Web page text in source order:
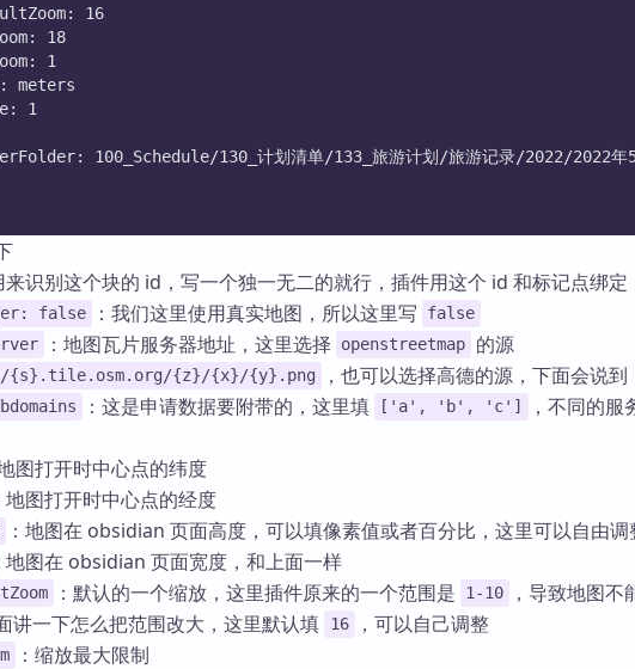
16
18
1
meters
1
100_Schedule/130_计划清单/133_旅游计划/旅游记录/2022/2022年5
来识别这个块的 id，写一个独一无二的就行，插件用这个 id 和标记点绑定
false ：我们这里使用真实地图，所以这里写
false
：地图瓦片服务器地址，这里选择 openstreetmap 的源
{s}.tile.osm.org/{z}/{x}/{y}.png ，也可以选择高德的源，下面会说到
：这是申请数据要附带的，这里填 ['a', 'b', 'c']
，不同的服
图打开时中心点的纬度
地图打开时中心点的经度
：地图在 obsidian 页面高度，可以填像素值或者百分比，这里可以自由调
地图在 obsidian 页面宽度，和上面一样
：默认的一个缩放，这里插件原来的一个范围是 1-10
，导致地图不
讲一下怎么把范围改大，这里默认填
16 ，可以自己调整
：缩放最大限制